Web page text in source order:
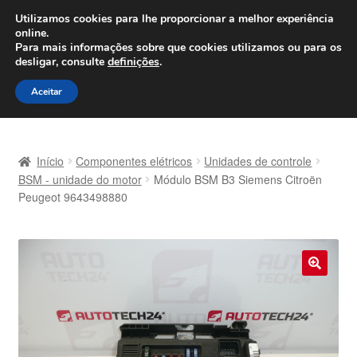
ENVIO a partir de 7 EUR
Seg-Sex, das 9h às 16h800 500 967
Ir
para
a
Saltar
para
o
Carrinho
Início Componentes elétricos
Unidades de controle
BSM - unidade do motor
Módulo BSM B3 Siemens Citroën
Peugeot 9643498880
Utilizamos cookies para lhe proporcionar a melhor experiência
online.
Para mais informações sobre que cookies utilizamos ou para os
desligar, consulte definições.
Aceitar